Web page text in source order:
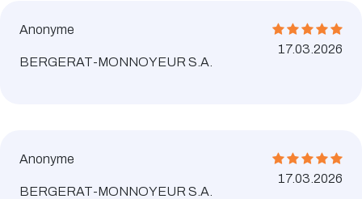
Anonyme
BERGERAT-MONNOYEUR S.A.
17.03.2026
Anonyme
BERGERAT-MONNOYEUR S.A.
17.03.2026